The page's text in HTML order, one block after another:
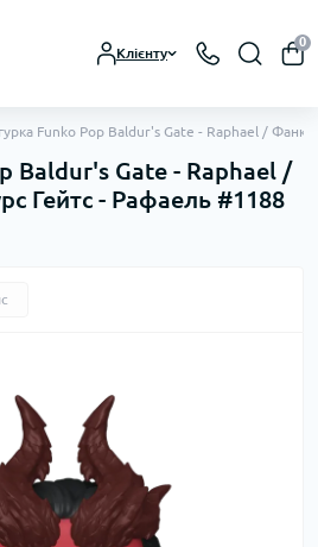
Клієнту
0
Funko Pop Baldur's Gate - Raphael /
Baldur's Gate - Raphael /
Гейтс - Рафаель #1188